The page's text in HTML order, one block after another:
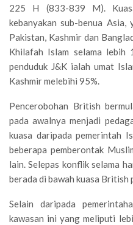
225 H (833-839 M).
kebanyakan sub-benua
Pakistan, Kashmir dan
Khilafah Islam selama lebih
penduduk J&K ialah umat
Kashmir melebihi 95%.
Pencerobohan British
pada awalnya menjadi
kuasa daripada pemerintah
beberapa pemberontak
lain. Selepas konflik selama
berada di bawah kuasa British
Selain daripada
kawasan ini yang meliputi